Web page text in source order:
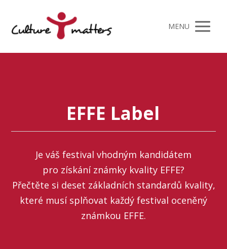
MENU
EFFE Label
Je váš festival vhodným kandidátem
pro získání známky kvality EFFE?
Přečtěte si deset základních standardů kvality,
které musí splňovat každý festival oceněný
známkou EFFE.